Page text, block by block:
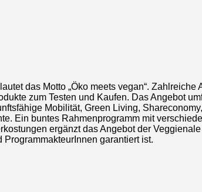
das Motto „Öko meets vegan“. Zahlreiche
zum Testen und Kaufen. Das Angebot
Mobilität, Green Living,
Ein buntes Rahmenprogramm mit
ergänzt das Angebot der
garantiert ist.